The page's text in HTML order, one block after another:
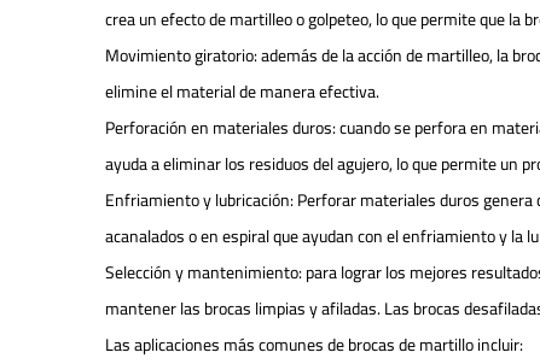
crea un efecto de martilleo o golpeteo, lo que permite que la
Movimiento giratorio: además de la acción de martilleo, la
elimine el material de manera efectiva.
Perforación en materiales duros: cuando se perfora en
ayuda a eliminar los residuos del agujero, lo que permite un
Enfriamiento y lubricación: Perforar materiales duros
acanalados o en espiral que ayudan con el enfriamiento y la
Selección y mantenimiento: para lograr los mejores
mantener las brocas limpias y afiladas. Las brocas
Las aplicaciones más comunes debrocas de martilloincluir: